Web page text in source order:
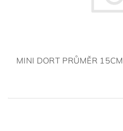
MINI DORT PRŮMĚR 15CM